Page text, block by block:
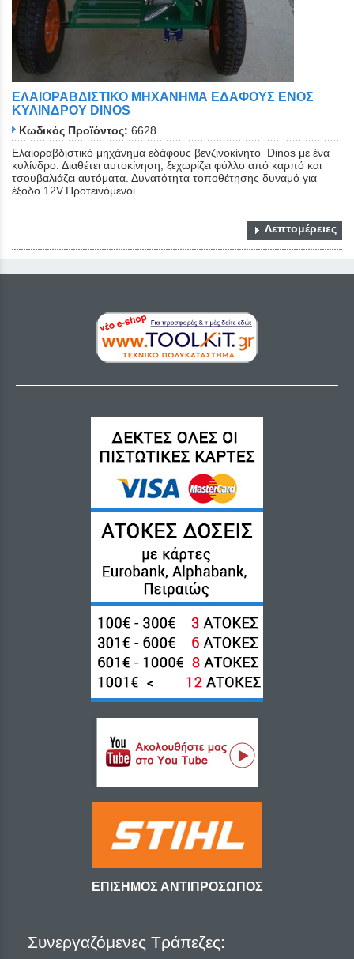
Close
ΕΛΑΙΟΡΑΒΔΙΣΤΙΚΟ ΜΗΧΑΝHΜΑ ΕΔΑΦΟΥΣ ΕΝΟΣ
ΚΥΛΙΝΔΡΟΥ DINOS
Κωδικός Προϊόντος: 6628
Ελαιοραβδιστικό μηχάνημα εδάφους βενζινοκίνητο Dinos με ένα
κυλίνδρο. Διαθέτει αυτοκίνηση, ξεχωρίζει φύλλο από καρπό και
τσουβαλιάζει αυτόματα. Δυνατότητα τοποθέτησης δυναμό για
έξοδο 12V.Προτεινόμενοι...
Λεπτομέρειες
ΕΠΙΣΗΜΟΣ ΑΝΤΙΠΡΟΣΩΠΟΣ
Συνεργαζόμενες Τράπεζες: